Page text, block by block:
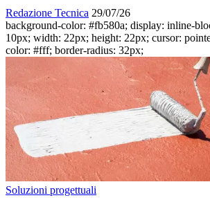
Redazione Tecnica 29/07/26
background-color: #fb580a; display: inline-
10px; width: 22px; height: 22px; cursor:
color: #fff; border-radius: 32px;
Soluzioni progettuali